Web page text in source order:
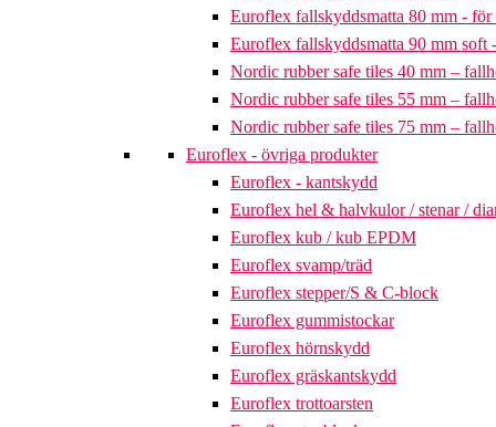
Euroflex fallskyddsmatta 80 mm -
Euroflex fallskyddsmatta 90 mm soft
Nordic rubber safe tiles 40 mm –
Nordic rubber safe tiles 55 mm –
Nordic rubber safe tiles 75 mm –
Euroflex - övriga produkter
Euroflex - kantskydd
Euroflex hel & halvkulor / stenar /
Euroflex kub / kub EPDM
Euroflex svamp/träd
Euroflex stepper/S & C-block
Euroflex gummistockar
Euroflex hörnskydd
Euroflex gräskantskydd
Euroflex trottoarsten